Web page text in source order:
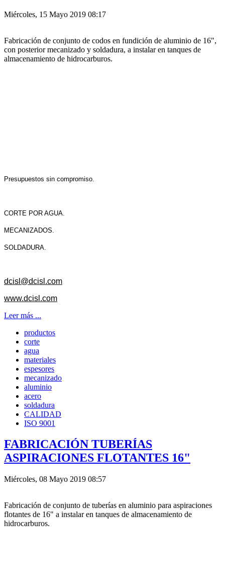
Miércoles, 15 Mayo 2019 08:17
Fabricación de conjunto de codos en fundición de aluminio de 16",
con posterior mecanizado y soldadura, a instalar en tanques de
almacenamiento de hidrocarburos.
Presupuestos sin compromiso.
CORTE POR AGUA.
MECANIZADOS.
SOLDADURA.
dcisl@dcisl.com
www.dcisl.com
Leer más ...
productos
corte
agua
materiales
espesores
mecanizado
aluminio
acero
soldadura
CALIDAD
ISO 9001
FABRICACIÓN TUBERÍAS
ASPIRACIONES FLOTANTES 16"
Miércoles, 08 Mayo 2019 08:57
Fabricación de conjunto de tuberías en aluminio para aspiraciones
flotantes de 16" a instalar en tanques de almacenamiento de
hidrocarburos.